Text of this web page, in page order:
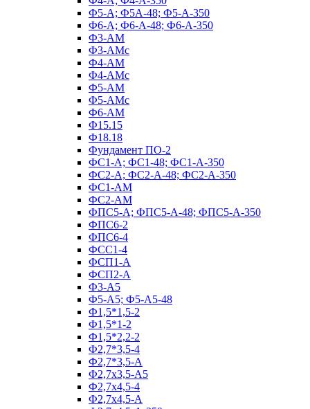
Ф5-А; Ф5А-48; Ф5-А-350
Ф6-А; Ф6-А-48; Ф6-А-350
Ф3-АМ
Ф3-АМс
Ф4-АМ
Ф4-АМс
Ф5-АМ
Ф5-АМс
Ф6-АМ
Ф15.15
Ф18.18
Фундамент ПО‑2
ФС1-А; ФС1-48; ФС1-А-350
ФС2-А; ФС2-А-48; ФС2-А-350
ФС1-АМ
ФС2-АМ
ФПС5-А; ФПС5-А-48; ФПС5-А-350
ФПС6-2
ФПС6-4
ФСС1-4
ФСП1-А
ФСП2-А
Ф3-А5
Ф5-А5; Ф5-А5-48
Ф1,5*1,5-2
Ф1,5*1-2
Ф1,5*2,2-2
Ф2,7*3,5-4
Ф2,7*3,5-А
Ф2,7х3,5-А5
Ф2,7х4,5-4
Ф2,7х4,5-А